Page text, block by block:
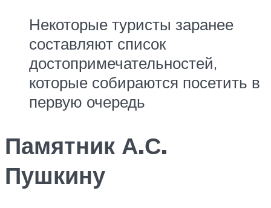
Некоторые туристы заранее
составляют список
достопримечательностей,
которые собираются посетить в
первую очередь
Памятник А.С.
Пушкину